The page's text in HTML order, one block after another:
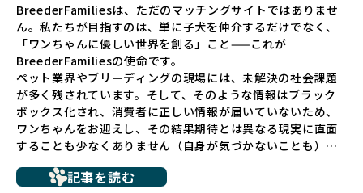
BreederFamiliesは、ただのマッチングサイトではありませ
ん。私たちが目指すのは、単に子犬を仲介するだけでなく、
「ワンちゃんに優しい世界を創る」こと——これが
BreederFamiliesの使命です。
ペット業界やブリーディングの現場には、未解決の社会課題
が多く残されています。そして、そのような情報はブラック
ボックス化され、消費者に正しい情報が届いていないため、
ワンちゃんをお迎えし、その結果期待とは異なる現実に直面
することも少なくありません（自身が気づかないことも）。
ち、健康面や社会性に問題を抱えていたり、またブリーダー
記事を読む